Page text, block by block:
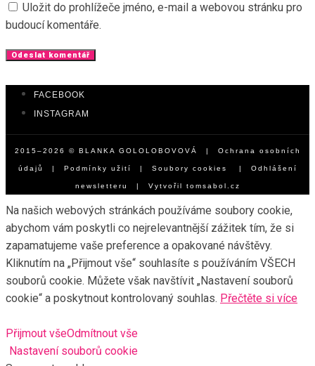
Uložit do prohlížeče jméno, e-mail a webovou stránku pro
budoucí komentáře.
FACEBOOK
INSTAGRAM
2015–2026 © BLANKA GOLOLOBOVOVÁ | Ochrana osobních
údajů Podmínky užití Soubory cookies Odhlášení
newsletteru | Vytvořil tomsabol.cz
Na našich webových stránkách používáme soubory cookie,
abychom vám poskytli co nejrelevantnější zážitek tím, že si
zapamatujeme vaše preference a opakované návštěvy.
Kliknutím na „Přijmout vše“ souhlasíte s používáním VŠECH
souborů cookie. Můžete však navštívit „Nastavení souborů
cookie“ a poskytnout kontrolovaný souhlas. Přečtěte si více
Přijmout všeOdmítnout vše
Nastavení souborů cookie